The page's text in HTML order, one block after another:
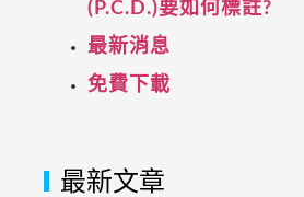
(P.C.D.)要如何標註?
最新消息
免費下載
最新文章